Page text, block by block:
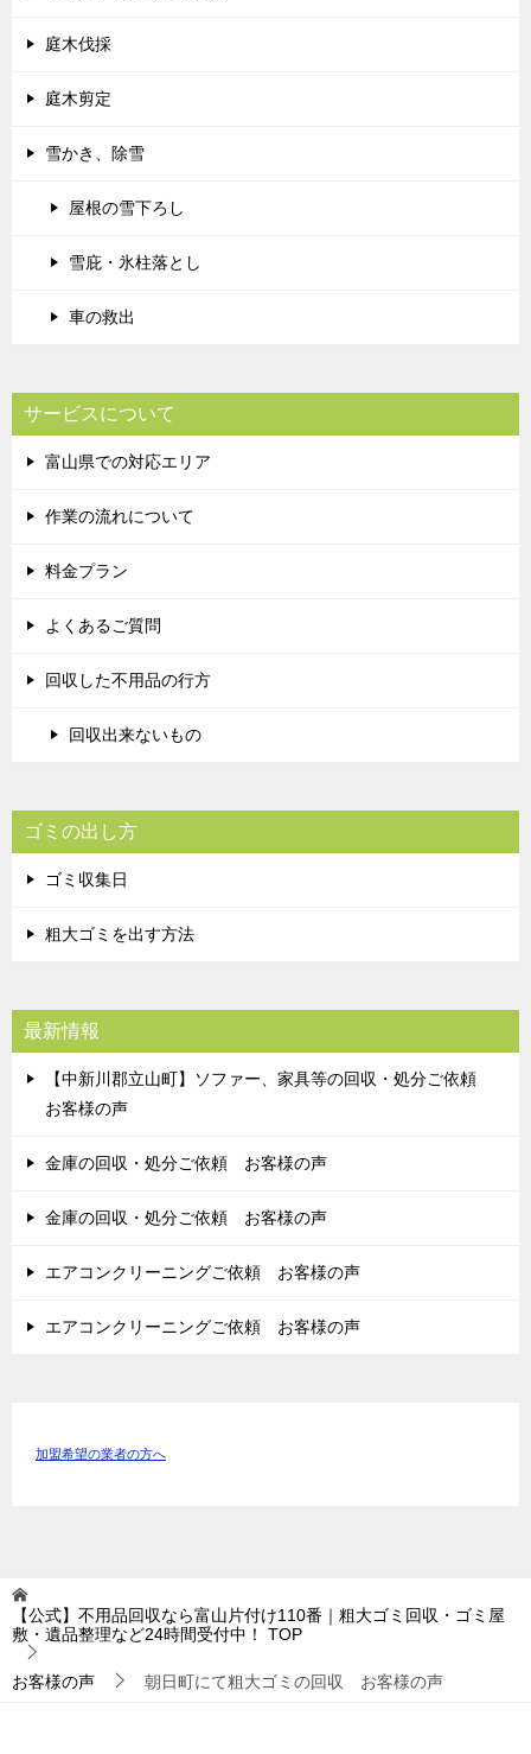
庭木伐採
庭木剪定
雪かき、除雪
屋根の雪下ろし
雪庇・氷柱落とし
車の救出
サービスについて
富山県での対応エリア
作業の流れについて
料金プラン
よくあるご質問
回収した不用品の行方
回収出来ないもの
ゴミの出し方
ゴミ収集日
粗大ゴミを出す方法
最新情報
【中新川郡立山町】ソファー、家具等の回収・処分ご依頼
お客様の声
金庫の回収・処分ご依頼 お客様の声
金庫の回収・処分ご依頼 お客様の声
エアコンクリーニングご依頼 お客様の声
エアコンクリーニングご依頼 お客様の声
加盟希望の業者の方へ
【公式】不用品回収なら富山片付け110番｜粗大ゴミ回収・ゴミ屋
敷・遺品整理など24時間受付中！
TOP
お客様の声 朝日町にて粗大ゴミの回収 お客様の声